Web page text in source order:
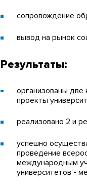
сопровождение
вывод на рынок
Результаты:
организованы
проекты
реализовано 2 и
успешно
проведение
международным
университетов -